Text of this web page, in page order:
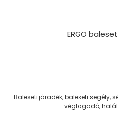
ERGO
Baleseti járadék, baleseti segély,
végtagadó,